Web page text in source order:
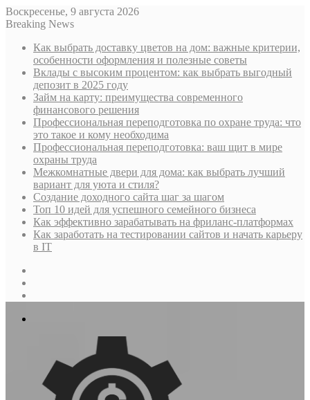
Воскресенье, 9 августа 2026
Breaking News
Как выбрать доставку цветов на дом: важные критерии,
особенности оформления и полезные советы
Вклады с высоким процентом: как выбрать выгодный
депозит в 2025 году
Займ на карту: преимущества современного
финансового решения
Профессиональная переподготовка по охране труда: что
это такое и кому необходима
Профессиональная переподготовка: ваш щит в мире
охраны труда
Межкомнатные двери для дома: как выбрать лучший
вариант для уюта и стиля?
Создание доходного сайта шаг за шагом
Топ 10 идей для успешного семейного бизнеса
Как эффективно зарабатывать на фриланс-платформах
Как заработать на тестировании сайтов и начать карьеру
в IT